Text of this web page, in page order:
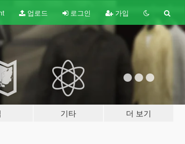
업로드 로그인 가입
기타 더 보기